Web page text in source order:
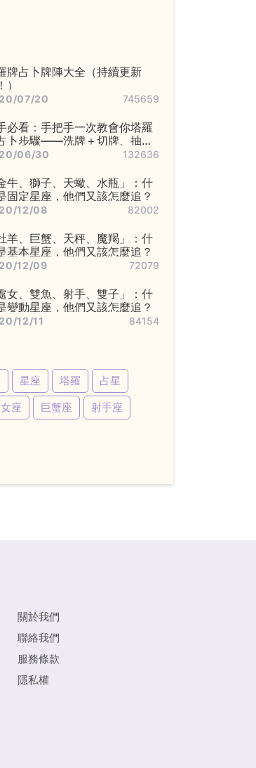
牌占卜牌陣大全（持續更新
）
07/20 745659
必看：手把手一次教會你塔羅
卜步驟——洗牌＋切牌、抽
排牌陣！
06/30 132636
牛、獅子、天蠍、水瓶」：什
固定星座，他們又該怎麼追？
12/08 82002
羊、巨蟹、天秤、魔羯」：什
基本星座，他們又該怎麼追？
12/09 72079
女、雙魚、射手、雙子」：什
變動星座，他們又該怎麼追？
12/11 84154
星座 塔羅
占星
座 巨蟹座
射手座
關於我們
聯絡我們
服務條款
隱私權